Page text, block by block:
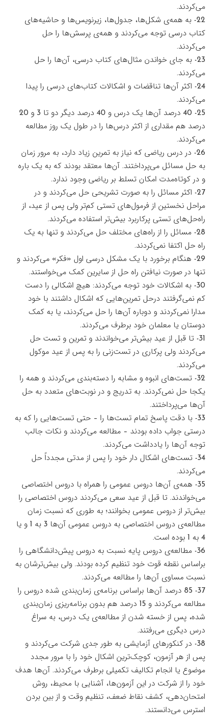
مي‌كردند.
22- به همه‌ي شكل‌ها، جدول‌ها، زيرنويس‌ها و حاشيه‌هاي
كتاب درسي توجه مي‌كردند و همه‌ي پرسش‌ها را حل
مي‌كردند.
23- به جاي خواندن مثال‌هاي كتاب درسي، آن‌ها را حل
مي‌كردند.
24- اكثر آن‌ها تناقضات و اشكالات كتاب‌هاي درسي را پيدا
مي‌كردند.
25- 40 درصد آن‌ها يك درس و 40 درصد ديگر دو تا 3 و 20
درصد هم مقداري از اكثر درس‌ها را در طول يك روز مطالعه
مي‌كردند.
26- در درس رياضي كه نياز به تمرين زياد دارد، به مرور زمان
به حل مسائل مي‌پرداختند. آن‌ها معتقد بودند كه به يك باره
و در كوتاه‌مدت امكان تسلط بر رياضي وجود ندارد.
27- اكثر مسائل را به صورت تشريحي حل مي‌كردند و در
مراحل نخستين از فرمول‌هاي تستي كم‌تر ولي پس از عيد، از
راه‌حل‌هاي تستي پركاربرد بيش‌تر استفاده مي‌كردند.
28- مسائل را از راه‌هاي مختلف حل مي‌كردند و تنها به يك
راه حل اكتفا نمي‌كردند.
29- هنگام برخورد با يك مشكل درسي اول «فكر» مي‌كردند و
تنها در صورت نيافتن راه حل از سايرين كمك مي‌خواستند.
30- به اشكالات خود توجه مي‌كردند: هيچ اشكالي را دست
كم نمي‌گرفتند درحل تمرين‌هايي كه اشكال داشتند با خود
مدارا نمي‌كردند و دوباره آن‌ها را حل مي‌كردند، يا به كمك
دوستان يا معلمان خود برطرف مي‌كردند.
31- تا قبل از عيد بيش‌تر مي‌خواندند و تمرين و تست حل
مي‌كردند ولي پركاري در تست‌زني را به پس از عيد موكول
مي‌كردند.
32- تست‌هاي انبوه و مشابه را دسته‌بندي مي‌كردند و همه را
يكجا حل نمي‌كردند. به تدريج و در نوبت‌هاي متعدد به حل
آن‌ها مي‌پرداختند.
33- با دقت پاسخ تمام تست‌ها را – حتي تست‌هايي را كه به
درستي جواب داده بودند – مطالعه مي‌كردند و نكات جالب
توجه آن‌ها را يادداشت مي‌كردند.
34- تست‌هاي اشكال دار خود را پس از مدتي مجدداً حل
مي‌كردند.
35- همه‌ي آن‌ها دروس عمومي را همراه با دروس اختصاصي
مي‌خواندند. تا قبل از عيد سعي مي‌كردند دروس اختصاصي را
بيش‌تر از دروس عمومي بخوانند؛ به طوري كه نسبت زمان
مطالعه‌ي دروس اختصاصي به دروس عمومي آن‌ها 3 به 1 و يا
4 به 1 بوده است.
36- مطالعه‌ي دروس پايه نسبت به دروس پيش‌دانشگاهي را
براساس نقطه قوت خود تنظيم كرده بودند. ولي بيش‌ترشان به
نسبت مساوي آن‌ها را مطالعه مي‌كردند.
37- 85 درصد آن‌ها براساس برنامه‌ي زمان‌بندي شده دروس را
مطالعه مي‌كردند و 15 درصد هم بدون برنامه‌ريزي زمان‌بندي
شده، پس از خسته شدن از مطالعه‌ي يك درس، به سراغ
درس ديگري مي‌رفتند.
38- در كنكورهاي آزمايشي به طور جدي شركت مي‌كردند و
پس از هر آزمون، كوچك‌ترين اشكال خود را با مرور مجدد
موضوع يا انجام تكاليف تكميلي برطرف مي‌كردند. آن‌ها هدف
خود را از شركت در اين آزمون‌ها، آشنايي با محيط، روش
امتحان‌دهي، كشف نقاط ضعف، تنظيم وقت و از بين بردن
استرس مي‌دانستند.